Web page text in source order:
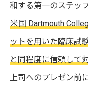
和する第一のステッ
米国 Dartmouth
ットを用いた臨床試
と同程度に信頼して
上司へのプレゼン前